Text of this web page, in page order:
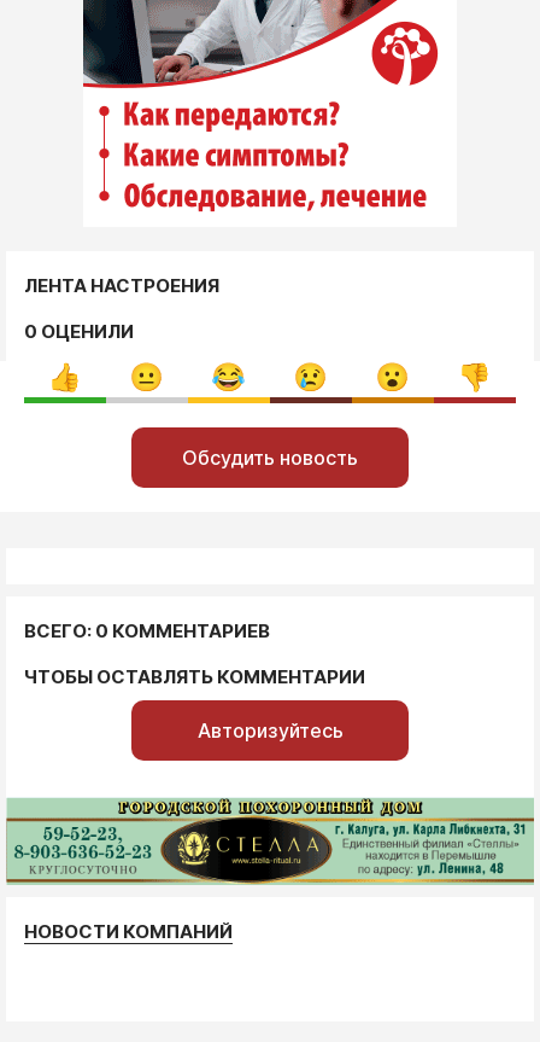
ЛЕНТА НАСТРОЕНИЯ
0 ОЦЕНИЛИ
Обсудить новость
ВСЕГО: 0 КОММЕНТАРИЕВ
ЧТОБЫ ОСТАВЛЯТЬ КОММЕНТАРИИ
Авторизуйтесь
НОВОСТИ КОМПАНИЙ